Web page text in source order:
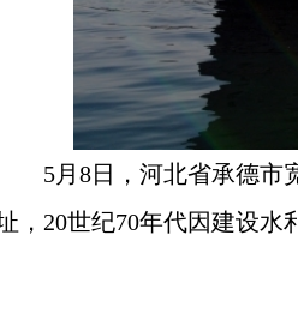
5月8日，河北省承德市宽
，20世纪70年代因建设水